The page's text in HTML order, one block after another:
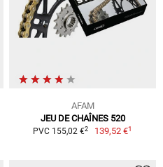
AFAM
JEU DE CHAÎNES 520
PVC 155,02 €2 139,52 €1